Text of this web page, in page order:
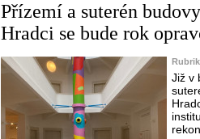
Přízemí a suterén
Hradci se bude rok
Již v